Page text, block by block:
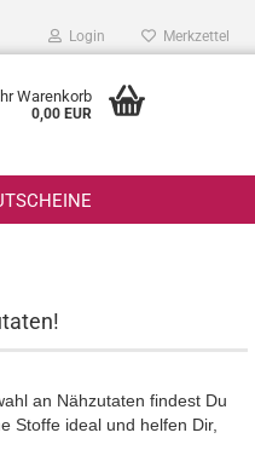
Login Merkzettel
Warenkorb
0,00 EUR
an Nähzutaten findest Du
Stoffe ideal und helfen Dir,